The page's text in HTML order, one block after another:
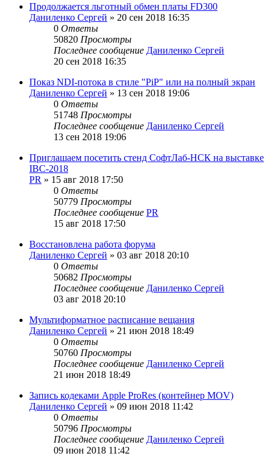
Продолжается льготный обмен платы FD300
Даниленко Сергей » 20 сен 2018 16:35
0 Ответы
50820 Просмотры
Последнее сообщение Даниленко Сергей
20 сен 2018 16:35
Показ NDI-потока в стиле "PiP" или на полный экран
Даниленко Сергей » 13 сен 2018 19:06
0 Ответы
51748 Просмотры
Последнее сообщение Даниленко Сергей
13 сен 2018 19:06
Приглашаем посетить стенд СофтЛаб-НСК на выставке
IBC-2018
PR » 15 авг 2018 17:50
0 Ответы
50779 Просмотры
Последнее сообщение PR
15 авг 2018 17:50
Восстановлена работа форума
Даниленко Сергей » 03 авг 2018 20:10
0 Ответы
50682 Просмотры
Последнее сообщение Даниленко Сергей
03 авг 2018 20:10
Мультиформатное расписание вещания
Даниленко Сергей » 21 июн 2018 18:49
0 Ответы
50760 Просмотры
Последнее сообщение Даниленко Сергей
21 июн 2018 18:49
Запись кодеками Apple ProRes (контейнер MOV)
Даниленко Сергей » 09 июн 2018 11:42
0 Ответы
50796 Просмотры
Последнее сообщение Даниленко Сергей
09 июн 2018 11:42